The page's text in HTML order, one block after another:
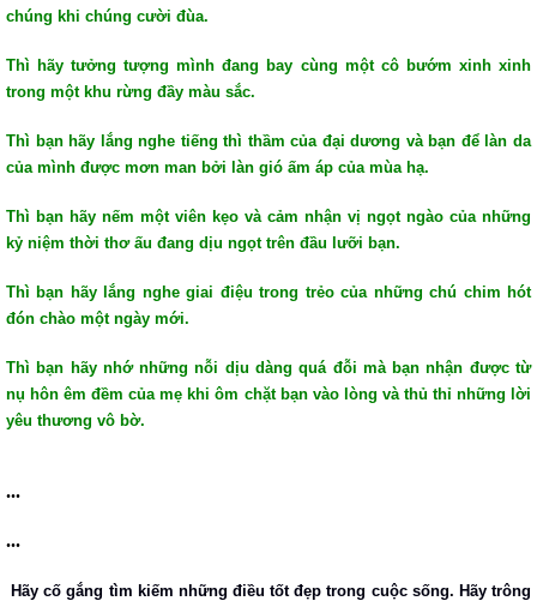
chúng khi chúng cười đùa.
Thì hãy tưởng tượng mình đang bay cùng một cô bướm xinh xinh
trong một khu rừng đầy màu sắc.
Thì bạn hãy lắng nghe tiếng thì thầm của đại dương và bạn để làn da
của mình được mơn man bởi làn gió ấm áp của mùa hạ.
Thì bạn hãy nếm một viên kẹo và cảm nhận vị ngọt ngào của những
kỷ niệm thời thơ ấu đang dịu ngọt trên đầu lưỡi bạn.
Thì bạn hãy lắng nghe giai điệu trong trẻo của những chú chim hót
đón chào một ngày mới.
Thì bạn hãy nhớ những nỗi dịu dàng quá đỗi mà bạn nhận được từ
nụ hôn êm đềm của mẹ khi ôm chặt bạn vào lòng và thủ thỉ những lời
yêu thương vô bờ.
...
...
Hãy cố gắng tìm kiếm những điều tốt đẹp trong cuộc sống. Hãy trông